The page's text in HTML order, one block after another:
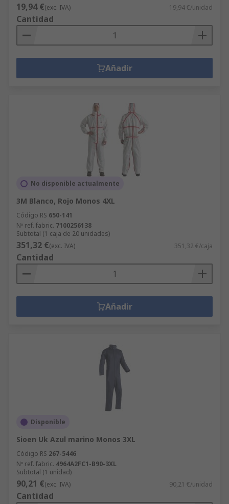
19,94 €(exc. IVA) 19,94 €/unidad
Cantidad
Añadir
No disponible actualmente
3M Blanco, Rojo Monos 4XL
Código RS 650-141
Nº ref. fabric. 7100256138
Subtotal (1 caja de 20 unidades)
351,32 €(exc. IVA) 351,32 €/caja
Cantidad
Añadir
Disponible
Sioen Uk Azul marino Monos 3XL
Código RS 267-5446
Nº ref. fabric. 4964A2FC1-B90-3XL
Subtotal (1 unidad)
90,21 €(exc. IVA) 90,21 €/unidad
Cantidad